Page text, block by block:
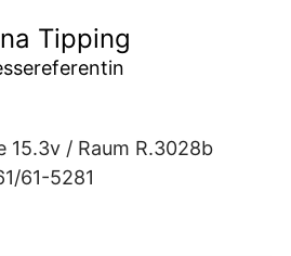
Tipping
15.3v / Raum R.3028b
61-5281